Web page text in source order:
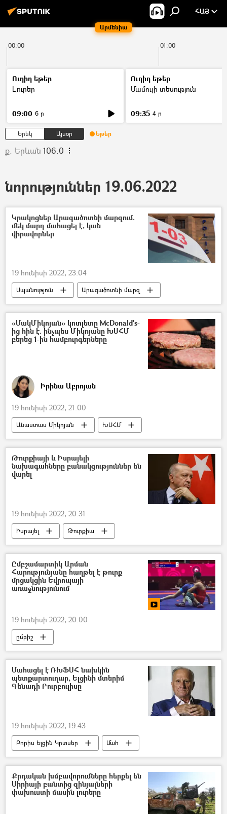
Արմենիա
ՀԱՅ
00:00 01:00
Ուղիղ եթեր
Լուրեր
09:00 6 ր
Ուղիղ եթեր
Մամուլի տեսություն
09:35 4 ր
Երեկ Այսօր Եթեր
ք. Երևան 106.0
նորություններ 19.06.2022
Կրակոցներ Արագածոտնի մարզում.
մեկ մարդ մահացել է, կան
վիրավորներ
19 հունիսի 2022, 23:04
Սպանություն
Արագածոտնի մարզ
Ապարան
կրակոց
Զոհ
Վիրավոր
«ՄակՄիկոյան» կոտլետը McDonald's-
ից հին է. ինչպես Միկոյանը ԽՍՀՄ
բերեց 1-ին համբուրգերները
Իրինա Աբրոյան
19 հունիսի 2022, 21:00
Անաստաս Միկոյան
ԽՍՀՄ
Իոսիֆ Ստալին
McDonald's
համբուրգեր
կոտլետ
Թուրքիայի և Իսրայելի
նախագահները բանակցություններ են
վարել
19 հունիսի 2022, 20:31
Իսրայել
Թուրքիա
Ռեջեփ Թայիփ Էրդողան
Նախագահ
բանակցություններ
Ըմբշամարտիկ Արման
Հարությունյանը հաղթել է թուրք
մրցակցին Եվրոպայի
առաջնությունում
19 հունիսի 2022, 20:00
ըմբիշ
Եվրոպայի ըմբշամարտի առաջնության
հայ
Թուրք
մարզիկ
հաղթանակ
Մահացել է ՌԽՖՍՀ նախկին
պետքարտուղար, Ելցինի մտերիմ
Գենադի Բուրբուլիսը
19 հունիսի 2022, 19:43
Բորիս Ելցին Կրտսեր
Մահ
պաշտոնյա
Բաքու
Քրդական խմբավորումները հերքել են
Սիրիայի բանտից զինյալների
փախուստի մասին լուրերը